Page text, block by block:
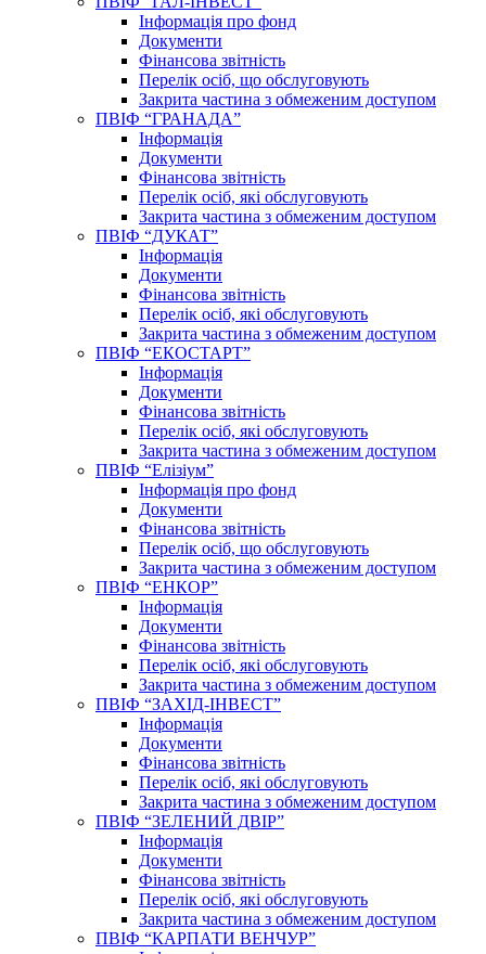
Інформація про фонд
Документи
Фінансова звітність
Перелік осіб, що обслуговують
Закрита частина з обмеженим доступом
ПВІФ “ГРАНАДА”
Інформація
Документи
Фінансова звітність
Перелік осіб, які обслуговують
Закрита частина з обмеженим доступом
ПВІФ “ДУКАТ”
Інформація
Документи
Фінансова звітність
Перелік осіб, які обслуговують
Закрита частина з обмеженим доступом
ПВІФ “ЕКОСТАРТ”
Інформація
Документи
Фінансова звітність
Перелік осіб, які обслуговують
Закрита частина з обмеженим доступом
ПВІФ “Елізіум”
Інформація про фонд
Документи
Фінансова звітність
Перелік осіб, що обслуговують
Закрита частина з обмеженим доступом
ПВІФ “ЕНКОР”
Інформація
Документи
Фінансова звітність
Перелік осіб, які обслуговують
Закрита частина з обмеженим доступом
ПВІФ “ЗАХІД-ІНВЕСТ”
Інформація
Документи
Фінансова звітність
Перелік осіб, які обслуговують
Закрита частина з обмеженим доступом
ПВІФ “ЗЕЛЕНИЙ ДВІР”
Інформація
Документи
Фінансова звітність
Перелік осіб, які обслуговують
Закрита частина з обмеженим доступом
ПВІФ “КАРПАТИ ВЕНЧУР”